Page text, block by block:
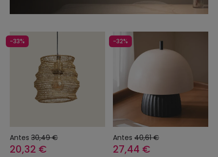
-33%
Antes 30,49 €
20,32 €
-32%
Antes 40,61 €
27,44 €